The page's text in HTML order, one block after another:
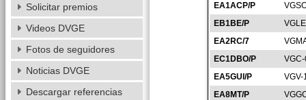
EA1ACP/P
EB1BE/P
EA2RC/7
EC1DBO/P
EA5GUI/P
VGV-
EA8MT/P
Solicitar premios
Videos DVGE
Fotos de seguidores
Noticias DVGE
Descargar referencias